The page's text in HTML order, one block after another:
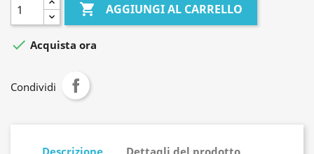
 AGGIUNGI AL CARRELLO
 Acquista ora
Condividi
Descrizione Dettagli del prodotto